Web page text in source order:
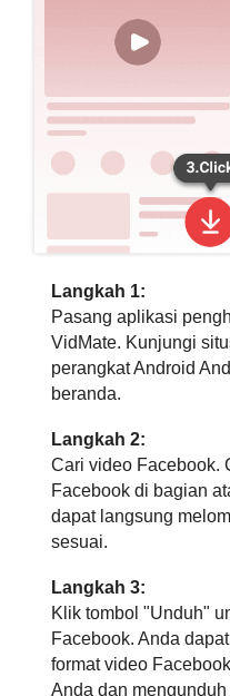
Langkah 1:
Pasang aplikasi
VidMate. Kunjungi
perangkat Android
beranda.
Langkah 2:
Cari video Facebook.
Facebook di bagian
dapat langsung
sesuai.
Langkah 3:
Klik tombol "Unduh"
Facebook. Anda
format video
Anda dan